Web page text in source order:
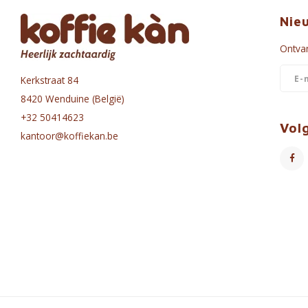
Kerkstraat 84
8420 Wenduine (België)
+32 50414623
kantoor@koffiekan.be